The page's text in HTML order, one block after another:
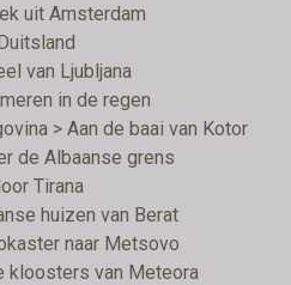
uit Amsterdam
van Ljubljana
in de regen
> Aan de baai van Kotor
de Albaanse grens
Tirana
huizen van Berat
naar Metsovo
kloosters van Meteora